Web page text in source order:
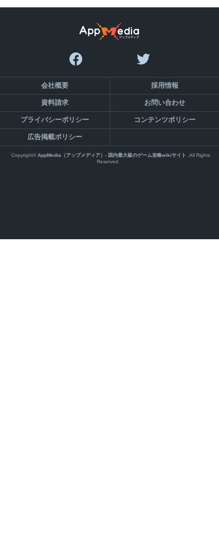
会社概要 採用情報
資料請求 お問い合わせ
プライバシーポリシー コンテンツポリシー
広告掲載ポリシー
Copyright©AppMedia（アップメディア）- 国内最大級のゲーム攻略wikiサイト ,All Rights
Reserved.